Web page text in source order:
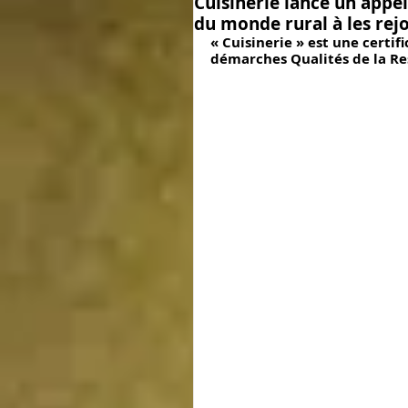
Recette de Chef Recette
du monde rural à les
« Cuisinerie » est une
démarches Qualités de la